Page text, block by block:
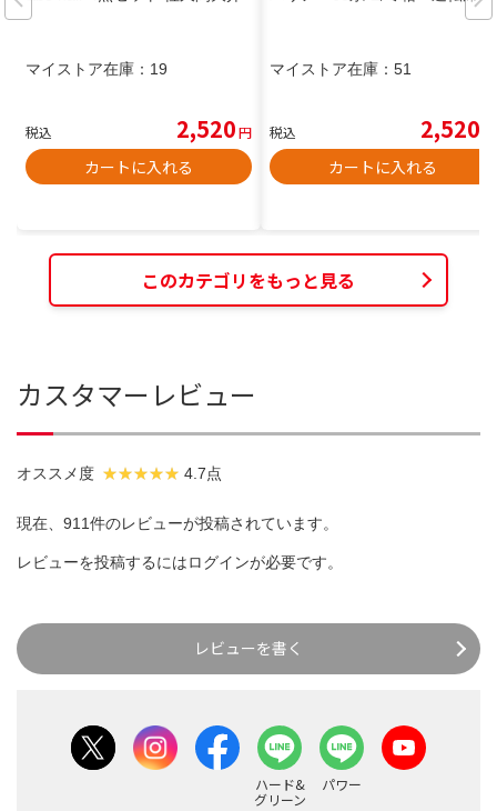
マイストア在庫： 19
税込 2,520円
カートに入れる
マイストア在庫： 51
税込 2,520
カートに入れる
このカテゴリをもっと見る
カスタマーレビュー
オススメ度 4.7点
現在、911件のレビューが投稿されています。
レビューを投稿するにはログインが必要です。
レビューを書く
ハード&
グリーン
パワー